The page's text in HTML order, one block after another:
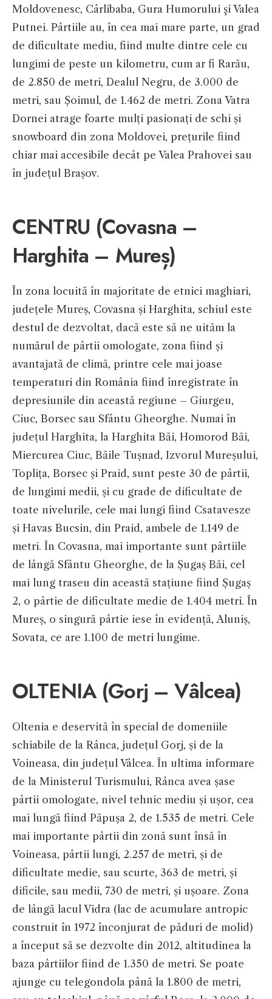
Moldovenesc, Cârlibaba, Gura Humorului şi Valea
Putnei. Pârtiile au, în cea mai mare parte, un grad
de dificultate mediu, fiind multe dintre cele cu
lungimi de peste un kilometru, cum ar fi Rarău,
de 2.850 de metri, Dealul Negru, de 3.000 de
metri, sau Șoimul, de 1.462 de metri. Zona Vatra
Dornei atrage foarte mulți pasionați de schi și
snowboard din zona Moldovei, prețurile fiind
chiar mai accesibile decât pe Valea Prahovei sau
în județul Brașov.
CENTRU (Covasna –
Harghita – Mureș)
În zona locuită în majoritate de etnici maghiari,
județele Mureș, Covasna și Harghita, schiul este
destul de dezvoltat, dacă este să ne uităm la
numărul de pârtii omologate, zona fiind și
avantajată de climă, printre cele mai joase
temperaturi din România fiind înregistrate în
depresiunile din această regiune – Giurgeu,
Ciuc, Borsec sau Sfântu Gheorghe. Numai în
județul Harghita, la Harghita Băi, Homorod Băi,
Miercurea Ciuc, Băile Tușnad, Izvorul Mureșului,
Toplița, Borsec și Praid, sunt peste 30 de pârtii,
de lungimi medii, și cu grade de dificultate de
toate nivelurile, cele mai lungi fiind Csatavesze
și Havas Bucsin, din Praid, ambele de 1.149 de
metri. În Covasna, mai importante sunt pârtiile
de lângă Sfântu Gheorghe, de la Șugaș Băi, cel
mai lung traseu din această stațiune fiind Șugaș
2, o pârtie de dificultate medie de 1.404 metri. În
Mureș, o singură pârtie iese în evidență, Aluniș,
Sovata, ce are 1.100 de metri lungime.
OLTENIA (Gorj – Vâlcea)
Oltenia e deservită în special de domeniile
schiabile de la Rânca, județul Gorj, și de la
Voineasa, din județul Vâlcea. În ultima informare
de la Ministerul Turismului, Rânca avea șase
pârtii omologate, nivel tehnic mediu și ușor, cea
mai lungă fiind Păpușa 2, de 1.535 de metri. Cele
mai importante pârtii din zonă sunt însă în
Voineasa, pârtii lungi, 2.257 de metri, și de
dificultate medie, sau scurte, 363 de metri, și
dificile, sau medii, 730 de metri, și ușoare. Zona
de lângă lacul Vidra (lac de acumulare antropic
construit în 1972 înconjurat de păduri de molid)
a început să se dezvolte din 2012, altitudinea la
baza pârtiilor fiind de 1.350 de metri. Se poate
ajunge cu telegondola până la 1.800 de metri,